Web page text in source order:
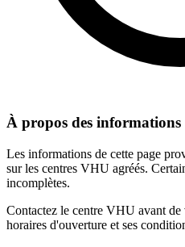
À propos des informations
Les informations de cette page
sur les centres VHU agréés.
incomplètes.
Contactez le centre VHU avant
horaires d'ouverture et ses